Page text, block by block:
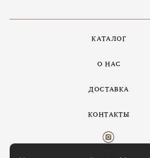
КАТАЛОГ
О НАС
ДОСТАВКА
КОНТАКТЫ